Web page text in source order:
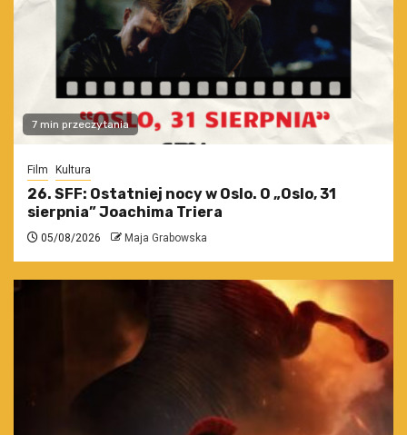
7 min przeczytania
Film Kultura
26. SFF: Ostatniej nocy w Oslo. O „Oslo, 31
sierpnia” Joachima Triera
05/08/2026 Maja Grabowska